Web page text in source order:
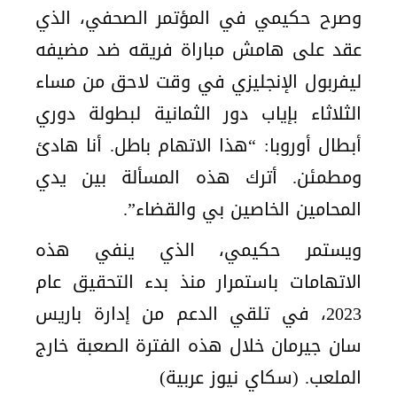
وصرح حكيمي في المؤتمر الصحفي، الذي
عقد على هامش مباراة فريقه ضد مضيفه
ليفربول الإنجليزي في وقت لاحق من مساء
الثلاثاء بإياب دور الثمانية لبطولة دوري
أبطال أوروبا: “هذا الاتهام باطل. أنا هادئ
ومطمئن. أترك هذه المسألة بين يدي
المحامين الخاصين بي والقضاء”.
ويستمر حكيمي، الذي ينفي هذه
الاتهامات باستمرار منذ بدء التحقيق عام
2023، في تلقي الدعم من إدارة باريس
سان جيرمان خلال هذه الفترة الصعبة خارج
الملعب. (سكاي نيوز عربية)